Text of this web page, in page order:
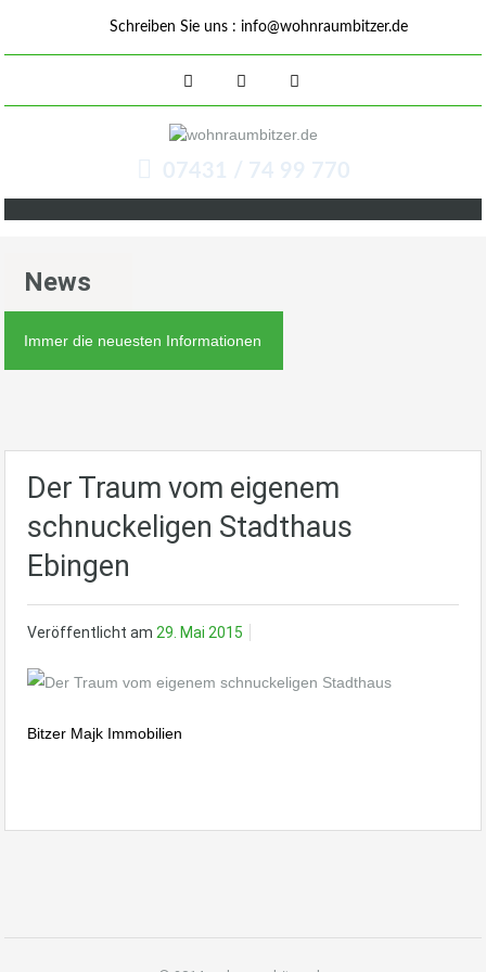
Schreiben Sie uns : info@wohnraumbitzer.de
07431 / 74 99 770
News
Immer die neuesten Informationen
Der Traum vom eigenem
schnuckeligen Stadthaus
Ebingen
Veröffentlicht am 29. Mai 2015
Bitzer Majk Immobilien